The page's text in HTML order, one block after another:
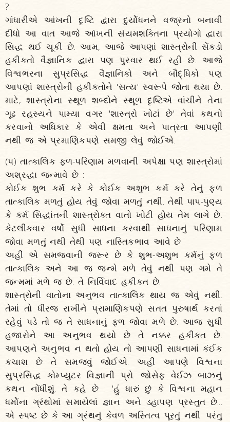
?
ગાંધારીએ આંખની દૃષ્ટિ દ્વારા દુર્યોધનને વજ્રનો બનાવી
દીધો આ વાત આજે આંખની સંયમશક્તિના પ્રયોગો દ્વારા
સિદ્ધ થઈ ચૂકી છે. આમ, આજે આપણાં શાસ્ત્રોની સેંકડો
હકીકતો વૈજ્ઞાનિક દ્વારા પણ પુરવાર થઈ રહી છે. આજે
વિશ્વભરના સુપ્રસિદ્ધ વૈજ્ઞાનિકો અને બૌદ્ધિકો પણ
આપણાં શાસ્ત્રોની હકીકતોને 'સત્ય' સ્વરૂપે જોતા થયા છે.
માટે, શાસ્ત્રોના સ્થૂળ શબ્દોને સ્થૂળ દૃષ્ટિએ વાંચીને તેના
ગૂઢ રહસ્યને પામ્યા વગર 'શાસ્ત્રો ખોટાં છે' તેવાં કથનો
કરવાનો અધિકાર કે એવી ક્ષમતા અને પાત્રતા આપણી
નથી જ એ પ્રમાણિકપણે સમજી લેવું જોઈએ.
(૫) તાત્કાલિક ફળ-પરિણામ મળવાની અપેક્ષા પણ શાસ્ત્રોમાં
અશ્રદ્ધા જન્માવે છે :
કોઈક શુભ કર્મ કરે કે કોઈક અશુભ કર્મ કરે તેનું ફળ
તાત્કાલિક મળતું હોય તેવું જોવા મળતું નથી. તેથી પાપ-પુણ્ય
કે કર્મ સિદ્ધાંતની શાસ્ત્રોક્ત વાતો ખોટી હોય તેમ લાગે છે.
કેટલીકવાર વર્ષો સુધી સાધના કરવાથી સાધનાનું પરિણામ
જોવા મળતું નથી તેથી પણ નાસ્તિકભાવ આવે છે.
અહીં એ સમજવાની જરૂર છે કે શુભ-અશુભ કર્મનું ફળ
તાત્કાલિક અને આ જ જન્મે મળે તેવું નથી પણ ગમે તે
જન્મમાં મળે જ છે. તે નિર્વિવાદ હકીકત છે.
શાસ્ત્રોની વાતોના અનુભવ તાત્કાલિક થાય જ એવું નથી.
તેમાં તો ધીરજ રાખીને પ્રામાણિકપણે સતત પુરુષાર્થ કરતાં
રહેવું પડે તો જ તે સાધનાનું ફળ જોવા મળે છે. આજ સુધી
હજારોને આ અનુભવ થયો છે તે નક્કર હકીકત છે.
આપણને અનુભવ ન થતો હોય તો આપણી સાધનામાં કંઈક
કચાશ છે તે સમજવું જોઈએ. અહીં આપણે વિશ્વના
સુપ્રસિદ્ધ કોમ્પ્યુટર વિજ્ઞાની પ્રો. જોસેફ વેઈઝ બાઝનું
કથન નોંધીશું. તે કહે છે : 'હું ધારું છું કે વિશ્વના મહાન
ધર્મોના ગ્રંથોમાં સમાયેલાં જ્ઞાન અને ડહાપણ પ્રસ્તુત છે...
એ સ્પષ્ટ છે કે આ ગ્રંથનું કેવળ અસ્તિત્વ પૂરતું નથી. પરંતુ